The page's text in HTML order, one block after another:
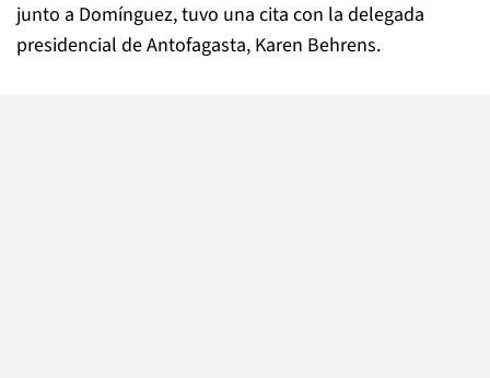
junto a Domínguez, tuvo una cita con la delegada
presidencial de Antofagasta, Karen Behrens.